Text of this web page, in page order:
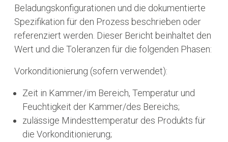
Beladungskonfigurationen und die dokumentierte
Spezifikation für den Prozess beschrieben oder
referenziert werden. Dieser Bericht beinhaltet den
Wert und die Toleranzen für die folgenden Phasen:
Vorkonditionierung (sofern verwendet):
Zeit in Kammer/im Bereich, Temperatur und
Feuchtigkeit der Kammer/des Bereichs;
zulässige Mindesttemperatur des Produkts für
die Vorkonditionierung;